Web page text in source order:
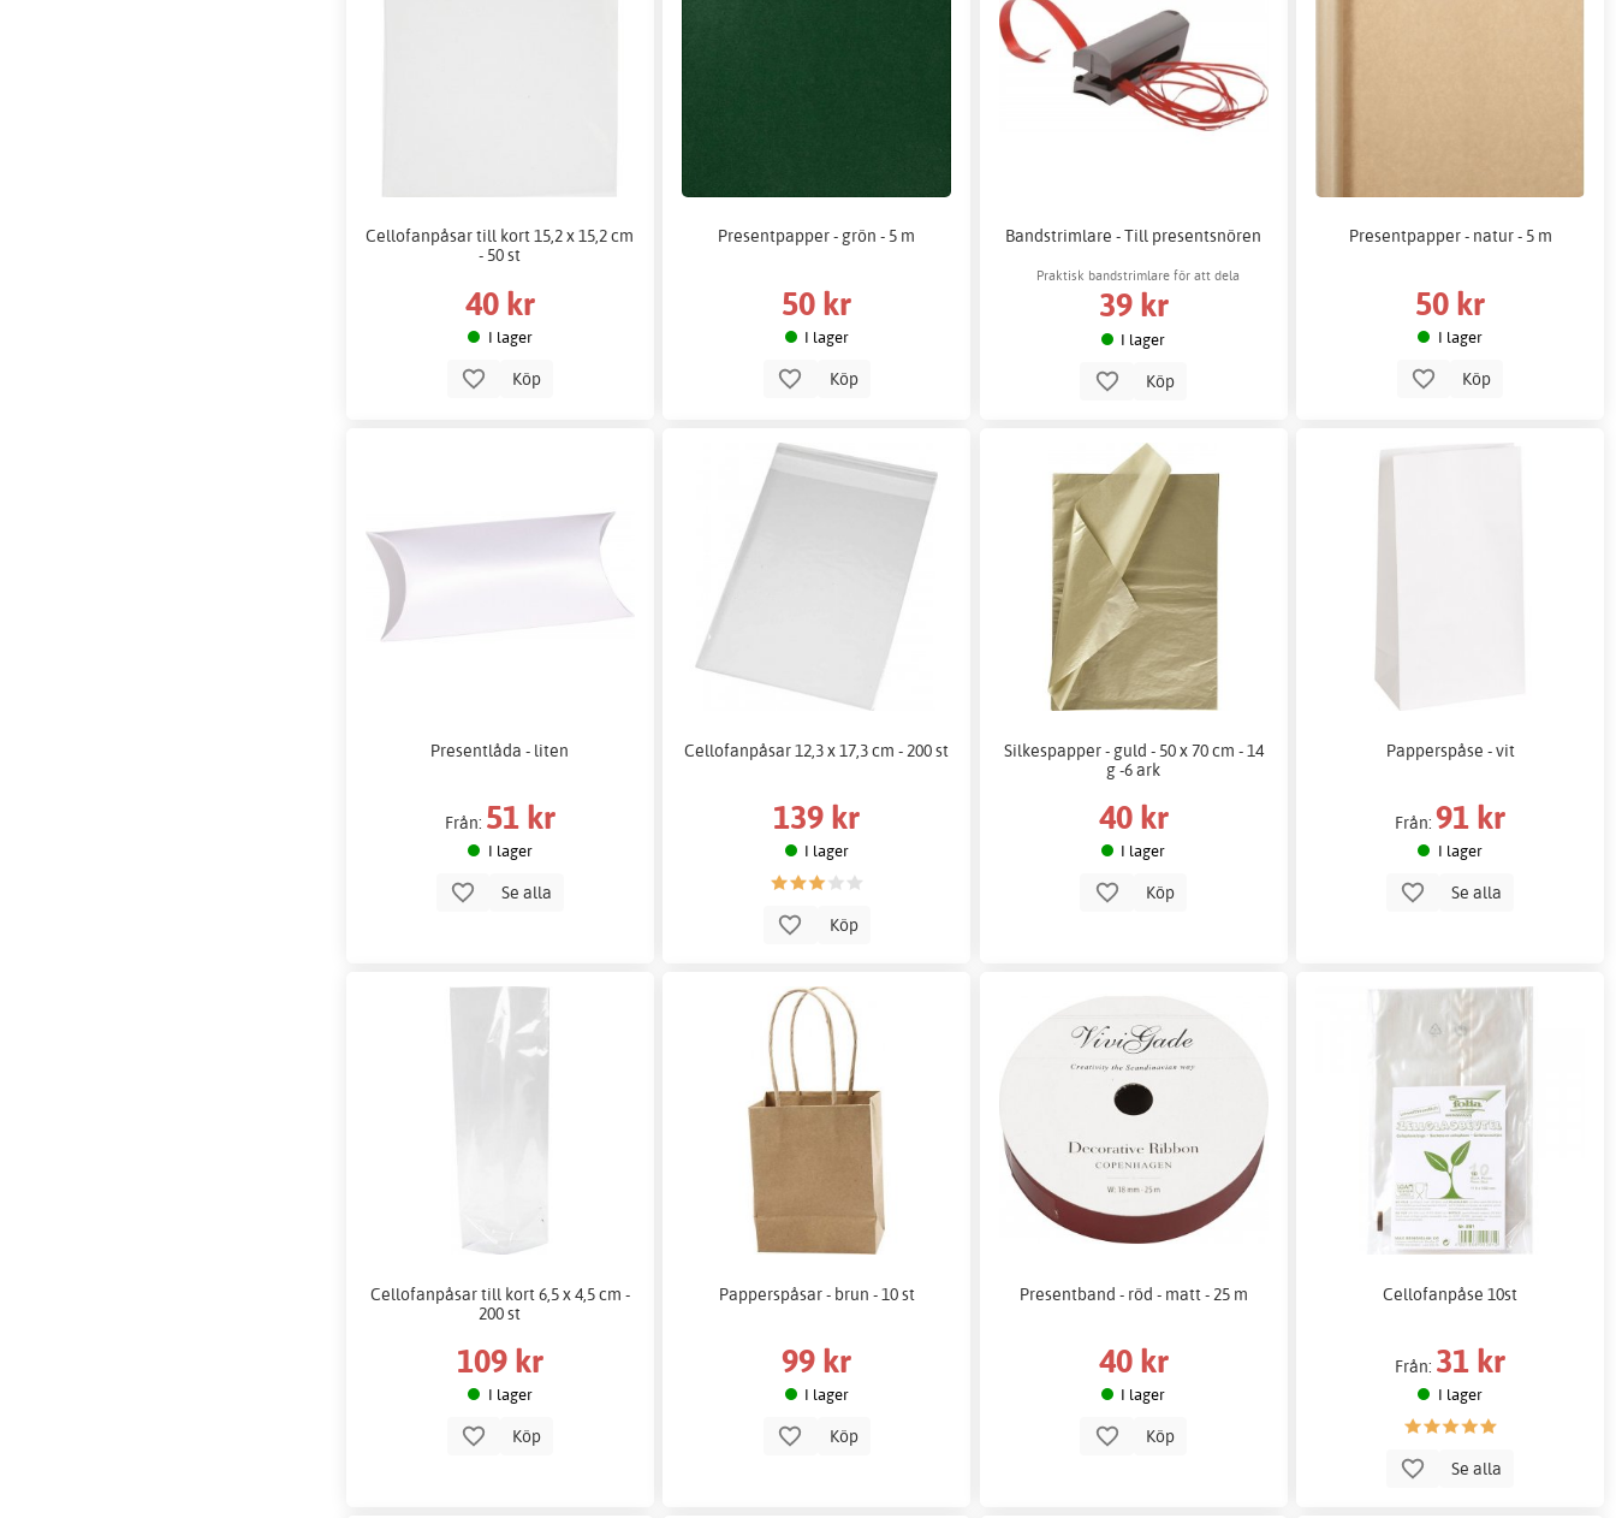
Cellofanpåsar till kort 15,2 x 15,2 cm
- 50 st
40 kr
I lager
Köp
Presentpapper - grön - 5 m
50 kr
I lager
Köp
Bandstrimlare - Till presentsnören
Praktisk bandstrimlare för att dela
presentsnörena.
39 kr
I lager
Köp
Presentpapper - natur - 5 m
50 kr
I lager
Köp
Presentlåda - liten
Från: 51 kr
I lager
Se alla
Cellofanpåsar 12,3 x 17,3 cm - 200 st
139 kr
I lager
Köp
Silkespapper - guld - 50 x 70 cm - 14
g -6 ark
40 kr
I lager
Köp
Papperspåse - vit
Från: 91 kr
I lager
Se alla
Cellofanpåsar till kort 6,5 x 4,5 cm -
200 st
109 kr
I lager
Köp
Papperspåsar - brun - 10 st
99 kr
I lager
Köp
Presentband - röd - matt - 25 m
40 kr
I lager
Köp
Cellofanpåse 10st
Från: 31 kr
I lager
Se alla